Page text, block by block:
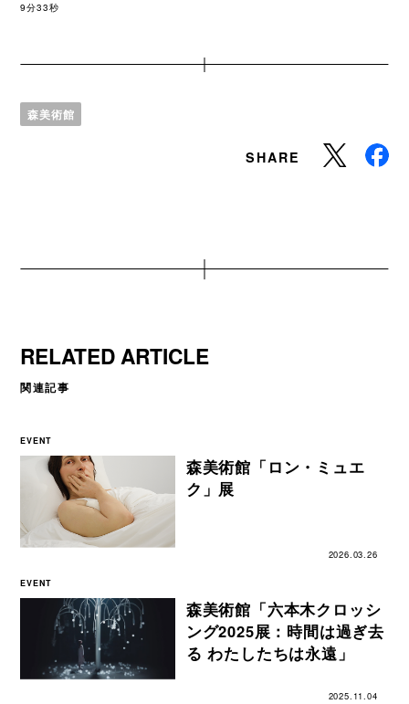
9分33秒
森美術館
SHARE
RELATED ARTICLE
関連記事
EVENT
森美術館「ロン・ミュエ
ク」展
2026.03.26
EVENT
森美術館「六本木クロッシ
ング2025展：時間は過ぎ去
る わたしたちは永遠」
2025.11.04